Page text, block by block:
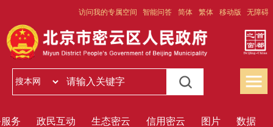
访问我的专属空间 智能问答 简体 繁体 移动版 无障碍
务 政民互动 生态密云 信用密云 图片 数据